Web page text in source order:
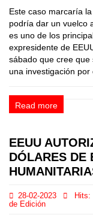
Este caso marcaría
podría dar un vuelco
es uno de los
expresidente de
sábado que cree
una investigación
Read more
EEUU
DÓLARES DE
28-02-2023 Hits:
de Edición